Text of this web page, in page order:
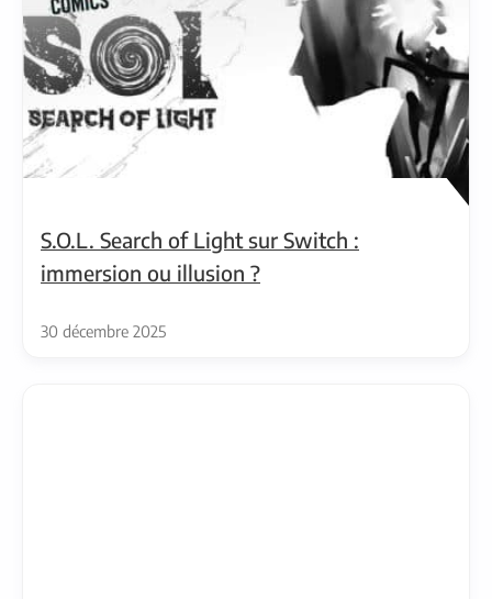
S.O.L. Search of Light sur Switch :
immersion ou illusion ?
30 décembre 2025